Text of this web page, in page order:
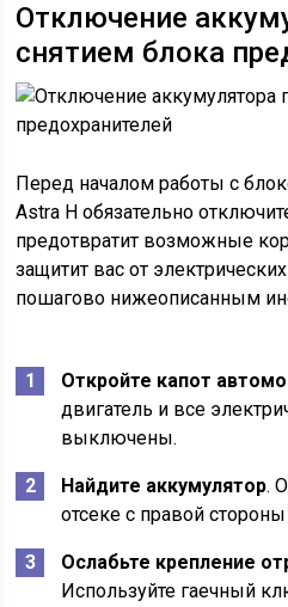
Отключение
снятием блока
Перед началом работы с
Astra H обязательно
предотвратит возможные
защитит вас от
пошагово нижеописанным
Откройте капот
двигатель и все
выключены.
Найдите аккумулятор.
отсеке с правой
Ослабьте крепление
Используйте гаечный